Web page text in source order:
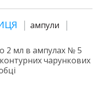
ампули
2 мл в ампулах № 5
чарункових